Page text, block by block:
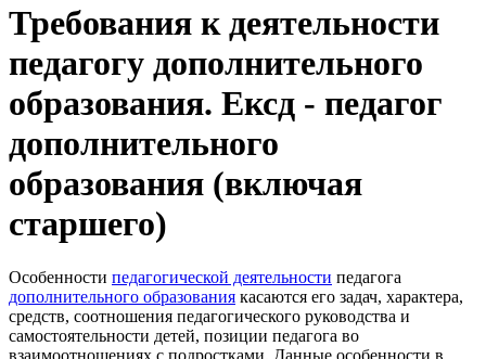
Требования к деятельности
педагогу дополнительного
образования. Ексд - педагог
дополнительного
образования (включая
старшего)
Особенности педагогической деятельности педагога
дополнительного образования касаются его задач, характера,
средств, соотношения педагогического руководства и
самостоятельности детей, позиции педагога во
взаимоотношениях с подростками. Данные особенности в